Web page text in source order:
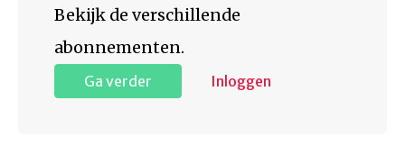
Bekijk de verschillende
abonnementen.
Ga verder Inloggen